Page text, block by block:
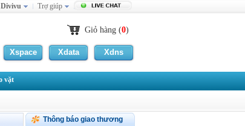
Trợ giúp
Giỏ hàng (0)
Xspace Xdata Xdns
vặt
Thông báo giao thương